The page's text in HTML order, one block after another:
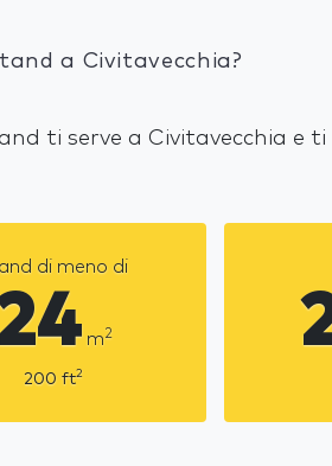
a Civitavecchia?
ti serve a Civitavecchia
di meno di
m2
200 ft2